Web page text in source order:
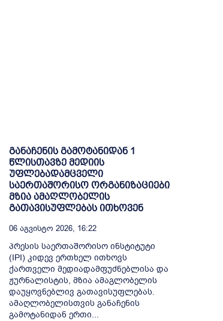
განაჩენის გამოტანიდან 1
წლისთავზე მედიის
უფლებადამცველი
საერთაშორისო ორგანიზაციები
მზია ამაღლობელის
გათავისუფლებას ითხოვენ
06 Აგვისტო 2026, 16:22
პრესის საერთაშორისო ინსტიტუტი
(IPI) კიდევ ერთხელ ითხოვს
ქართველი მედიადამფუძნებლისა და
ჟურნალისტის, მზია ამაგლობელის
დაუყოვნებლივ გათავისუფლებას.
ამაღლობელისთვის განაჩენის
გამოტანიდან ერთი...